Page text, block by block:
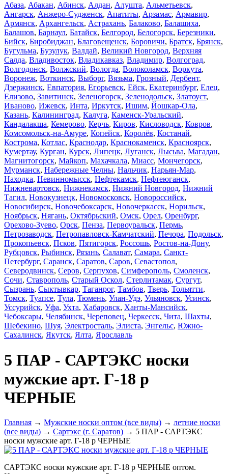
Абаза, Абакан, Абинск, Алдан, Алушта, Альметьевск,
Ангарск, Анжеро-Судженск, Апатиты, Арзамас, Армавир,
Армянск, Архангельск, Астрахань, Балаково, Балашиха,
Балашов, Барнаул, Батайск, Белгород, Белогорск, Березники,
Бийск, Биробиджан, Благовещенск, Боровичи, Братск, Брянск,
Бугульма, Бузулук, Валдай, Великий Новгород, Верхняя
Салда, Владивосток, Владикавказ, Владимир, Волгоград,
Волгодонск, Волжский, Вологда, Волоколамск, Воркута,
Воронеж, Воткинск, Выборг, Вязьма, Грозный, Дербент,
Дзержинск, Евпатория, Егорьевск, Ейск, Екатеринбург, Елец,
Елизово, Завитинск, Зеленогорск, Зеленодольск, Златоуст,
Иваново, Ижевск, Инта, Иркутск, Ишим, Йошкар-Ола,
Казань, Калининград, Калуга, Каменск-Уральский,
Кандалакша, Кемерово, Керчь, Киров, Кисловодск, Ковров,
Комсомольск-на-Амуре, Копейск, Королёв, Костанай,
Кострома, Котлас, Краснодар, Краснокаменск, Красноярск,
Кумертау, Курган, Курск, Липецк, Луганск, Лысьва, Магадан,
Магнитогорск, Майкоп, Махачкала, Миасс, Мончегорск,
Мурманск, Набережные Челны, Нальчик, Нарьян-Мар,
Находка, Невинномысск, Нефтекамск, Нефтеюганск,
Нижневартовск, Нижнекамск, Нижний Новгород, Нижний
Тагил, Новокузнецк, Новомосковск, Новороссийск,
Новосибирск, Новочебоксарск, Новочеркасск, Норильск,
Ноябрьск, Нягань, Октябрьский, Омск, Орел, Оренбург,
Орехово-Зуево, Орск, Пенза, Первоуральск, Пермь,
Петрозаводск, Петропавловск-Камчатский, Печора, Подольск,
Прокопьевск, Псков, Пятигорск, Россошь, Ростов-на-Дону,
Рубцовск, Рыбинск, Рязань, Салават, Самара, Санкт-
Петербург, Саранск, Саратов, Саров, Севастопол,
Северодвинск, Серов, Серпухов, Симферополь, Смоленск,
Сочи, Ставрополь, Старый Оскол, Стерлитамак, Сургут,
Сызрань, Сыктывкар, Таганрог, Тамбов, Тверь, Тольятти,
Томск, Туапсе, Тула, Тюмень, Улан-Удэ, Ульяновск, Усинск,
Уссурийск, Уфа, Ухта, Хабаровск, Ханты-Мансийск,
Чебоксары, Челябинск, Череповец, Черкесск, Чита, Шахты,
Шебекино, Шуя, Электросталь, Элиста, Энгельс, Южно-
Сахалинск, Якутск, Ялта, Ярославль
5 ПАР - САРТЭКС носки
мужские арт. Г-18 р
ЧЕРНЫЕ
Главная → Мужские носки оптом (все виды) → летние носки
(все виды) → Сартэкс (г. Саратов) → 5 ПАР - САРТЭКС
носки мужские арт. Г-18 р ЧЕРНЫЕ
САРТЭКС носки мужские арт. Г-18 р ЧЕРНЫЕ оптом.